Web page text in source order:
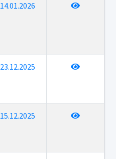
14.01.2026
23.12.2025
15.12.2025